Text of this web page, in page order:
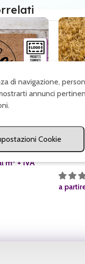
m² + IVA
a
di navigazione,
annunci
Cookie